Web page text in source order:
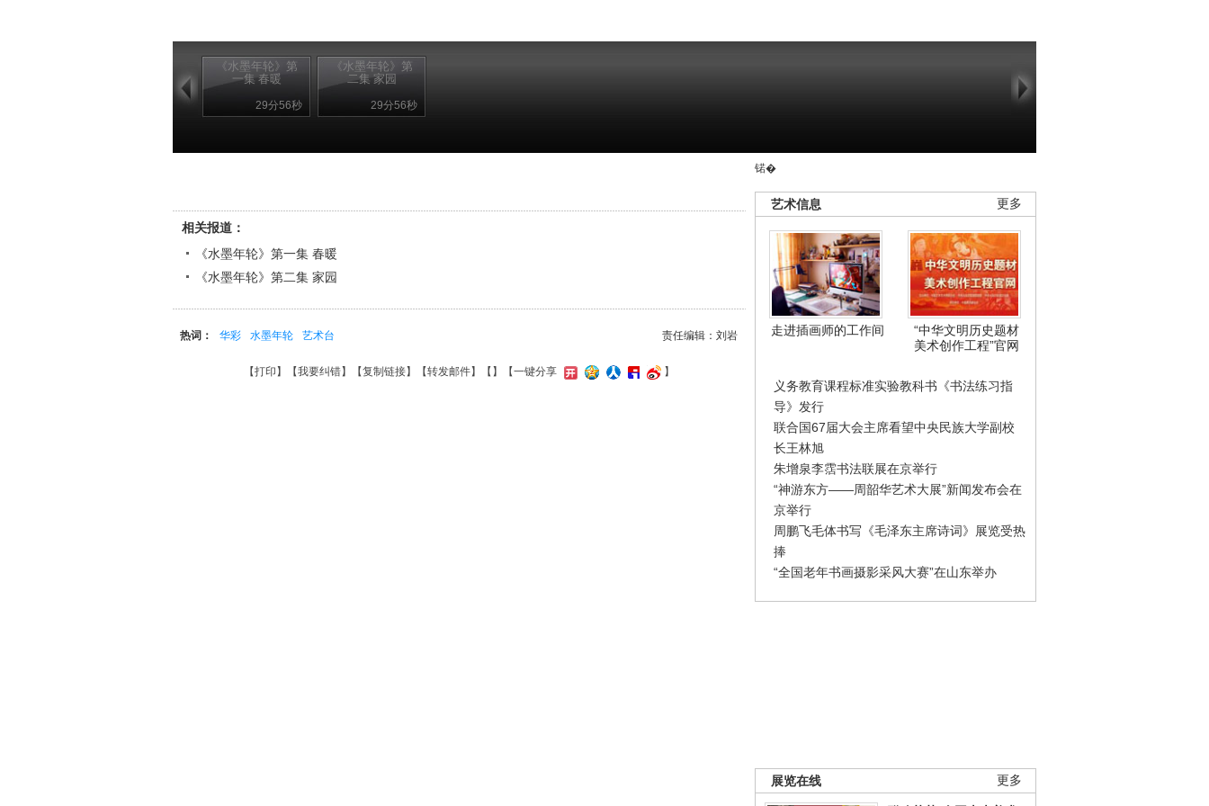
《水墨年轮》第
一集 春暖
29分56秒
《水墨年轮》第
二集 家园
29分56秒
锘�
更多
艺术信息
走进插画师的工作间
“中华文明历史题材
美术创作工程”官网
义务教育课程标准实验教科书《书法练习指
导》发行
联合国67届大会主席看望中央民族大学副校
长王林旭
朱增泉李霑书法联展在京举行
“神游东方——周韶华艺术大展”新闻发布会在
京举行
周鹏飞毛体书写《毛泽东主席诗词》展览受热
捧
“全国老年书画摄影采风大赛”在山东举办
更多
展览在线
相关报道：
《水墨年轮》第一集 春暖
《水墨年轮》第二集 家园
责任编辑：刘岩
热词： 华彩 水墨年轮 艺术台
【打印 】【我要纠错】【复制链接】【转发邮件】【 】 【一键分享 】